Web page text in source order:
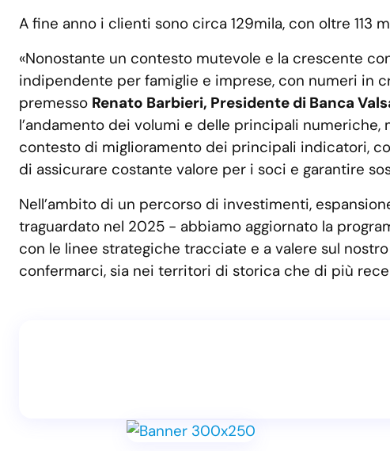
A fine anno i clienti sono circa 129mila, con oltre 113
«Nonostante un contesto mutevole e la crescente
indipendente per famiglie e imprese, con numeri in
premesso Renato Barbieri, Presidente di Banca
l’andamento dei volumi e delle principali
contesto di miglioramento dei principali indicatori,
di assicurare costante valore per i soci e garantire
Nell’ambito di un percorso di investimenti,
traguardato nel 2025 - abbiamo aggiornato la
con le linee strategiche tracciate e a valere sul
confermarci, sia nei territori di storica che di più